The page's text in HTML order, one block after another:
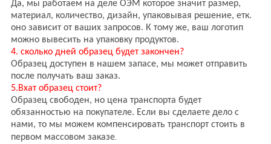
Да, мы работаем на деле ОЭМ которое значит размер,
материал, количество, дизайн, упаковывая решение, етк.
оно зависит от ваших запросов. К тому же, ваш логотип
можно вывесить на упаковку продуктов.
4. сколько дней образец будет закончен?
Образец доступен в нашем запасе, мы может отправить
после получать ваш заказ.
5.Вхат образец стоит?
Образец свободен, но цена транспорта будет
обязанностью на покупателе. Если вы сделаете дело с
нами, то мы можем компенсировать транспорт стоить в
первом массовом заказе.